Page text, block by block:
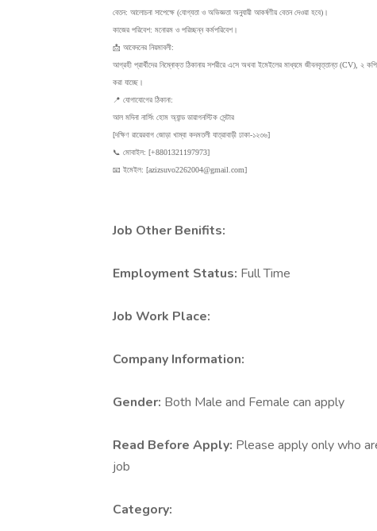
​বেতন: আলোচনা সাপেক্ষে (যোগ্যতা ও অভিজ্ঞতা অনুযায়ী আকর্ষণীয় বেতন দেওয়া হবে)।
​কাজের পরিবেশ: মনোরম ও পরিচ্ছন্ন কর্মপরিবেশ।
​📩 আবেদনের নিয়মাবলী:
​আগ্রহী প্রার্থীদের নিম্নোক্ত ঠিকানায় সশরীরে এসে অথবা ইমেইলের মাধ্যমে জীবনবৃত্তান্ত (CV), ২
করা যাচ্ছে।
​📍 যোগাযোগের ঠিকানা:
আল মদিনা নার্সিং হোম অ্যান্ড ডায়াগনস্টিক সেন্টার
[দক্ষিণ রায়েরবাগ জোড়া খাম্বা কদমতলী যাত্রাবাড়ী ঢাকা-১২৩৬]
📞 মোবাইল: [+8801321197973]
📧 ইমেইল: [azizsuvo2262004@gmail.com]
Job Other Benifits:
Employment Status: Full Time
Job Work Place:
Company Information:
Gender: Both Male and Female can apply
Read Before Apply: Please apply only who
job
Category: